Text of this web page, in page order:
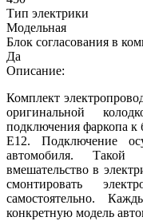
Тип электрики
Модельная
Блок согласования в
Да
Описание:
Комплект
оригинальной
подключения фаркопа к
E12. Подключение
автомобиля. Такой
вмешательство в
смонтировать
самостоятельно.
конкретную модель